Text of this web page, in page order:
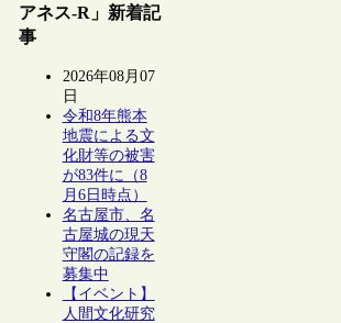
アネス-R」新着記
事
2026年08月07
日
令和8年熊本
地震による文
化財等の被害
が83件に（8
月6日時点）
名古屋市、名
古屋城の現天
守閣の記録を
募集中
【イベント】
人間文化研究